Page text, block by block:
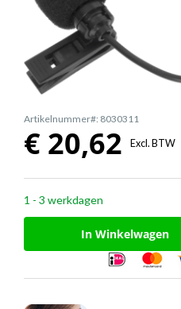
Artikelnummer#: 8030311
€ 20,62 Excl. BTW
1 - 3 werkdagen
In Winkelwagen